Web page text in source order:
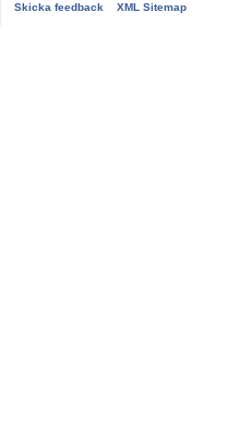
Skicka feedback XML Sitemap